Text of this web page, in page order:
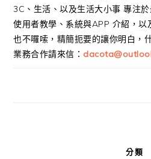
3C、生活、以及生活大小事 專注
使用者教學、系統與APP 介紹，以
也不囉嗦，精簡扼要的讓你明白，
業務合作請來信：
分類